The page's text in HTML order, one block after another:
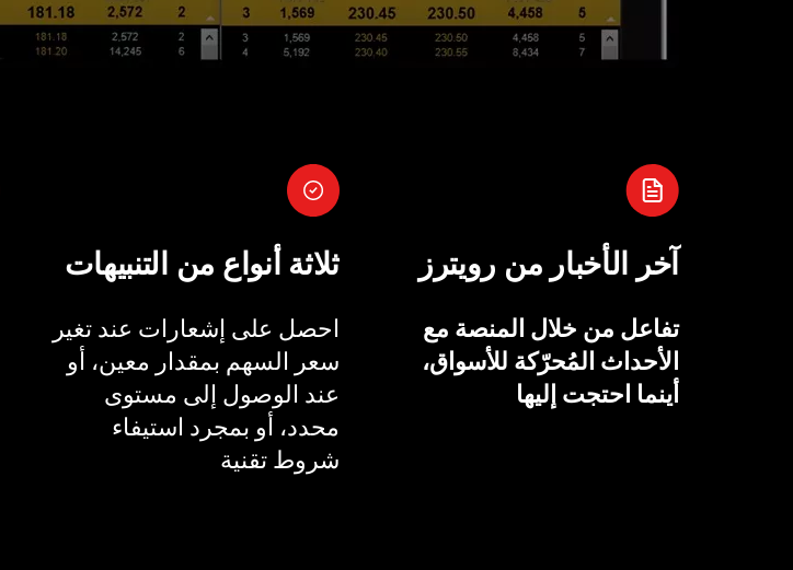
آخر الأخبار من رويترز
تفاعل من خلال المنصة مع
الأحداث المُحرّكة للأسواق،
أينما احتجت إليها
ثلاثة أنواع من التنبيهات
احصل على إشعارات عند تغير
سعر السهم بمقدار معين، أو
عند الوصول إلى مستوى
محدد، أو بمجرد استيفاء
شروط تقنية